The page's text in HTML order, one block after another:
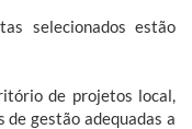
selecionados estão
de projetos local,
de gestão adequadas a